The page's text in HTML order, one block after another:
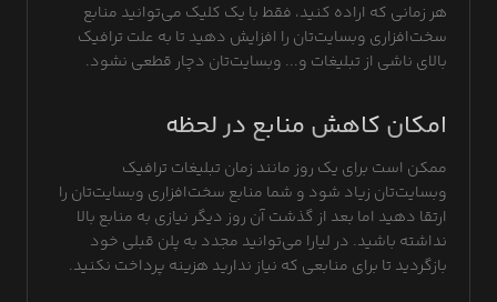
هر زمانی که اراده کنید، فقط با یک کلیک می‌توانید منابع
سخت‌افزاری وبسایت‌تان را افزایش دهید تا به علت ترافیک
بالای ناشی از تبلیغات و... وبسایت‌تان دچار قطعی نشود.
امکان کاهش منابع در لحظه
ممکن است برای یک روز مانند زمان تبلیغات ترافیک
وبسایت‌تان زیاد شود و شما منابع سخت‌افزاری وبسایت‌تان را
ارتقا دهید اما بعد از گذشت آن روز دیگر نیازی به منابع بالا
نداشته باشید. در لیارا می‌توانید مجدد به پلن قبلی خود
بازگردید تا برای منابعی که نیاز ندارید هزینه پرداخت نکنید.